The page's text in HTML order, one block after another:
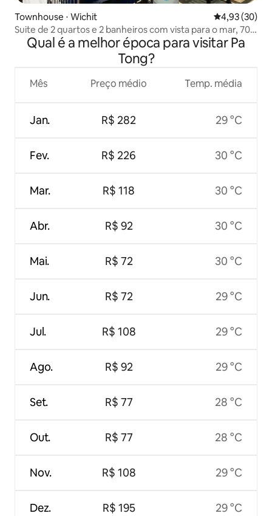
Townhouse ⋅ Wichit 4,93 de uma
4,93 (30)
Suite de 2 quartos e 2 banheiros com vista para o mar, 70
metros quadrados (1 minuto da praia) Edifício C
Qual é a melhor época para visitar Pa
Tong?
Mês
Jan.
Fev.
Mar.
Abr.
Mai.
Jun.
Jul.
Ago.
Set.
Out.
Nov.
Dez.
Preço médio
R$ 282
R$ 226
R$ 118
R$ 92
R$ 72
R$ 72
R$ 108
R$ 92
R$ 77
R$ 77
R$ 108
R$ 195
Temp. média
29 °C
30 °C
30 °C
30 °C
30 °C
29 °C
29 °C
29 °C
28 °C
28 °C
29 °C
29 °C